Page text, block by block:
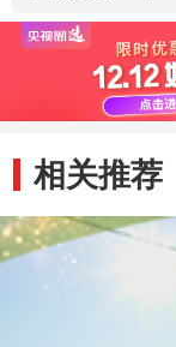
相关推荐